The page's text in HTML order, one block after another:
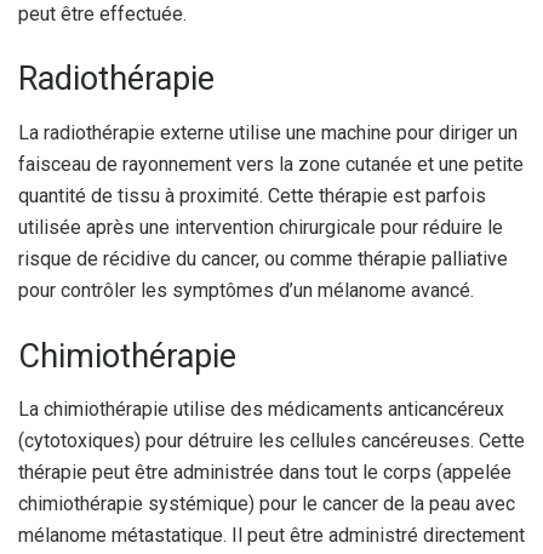
peut être effectuée.
Radiothérapie
La radiothérapie externe utilise une machine pour diriger un
faisceau de rayonnement vers la zone cutanée et une petite
quantité de tissu à proximité. Cette thérapie est parfois
utilisée après une intervention chirurgicale pour réduire le
risque de récidive du cancer, ou comme thérapie palliative
pour contrôler les symptômes d’un mélanome avancé.
Chimiothérapie
La chimiothérapie utilise des médicaments anticancéreux
(cytotoxiques) pour détruire les cellules cancéreuses. Cette
thérapie peut être administrée dans tout le corps (appelée
chimiothérapie systémique) pour le cancer de la peau avec
mélanome métastatique. Il peut être administré directement